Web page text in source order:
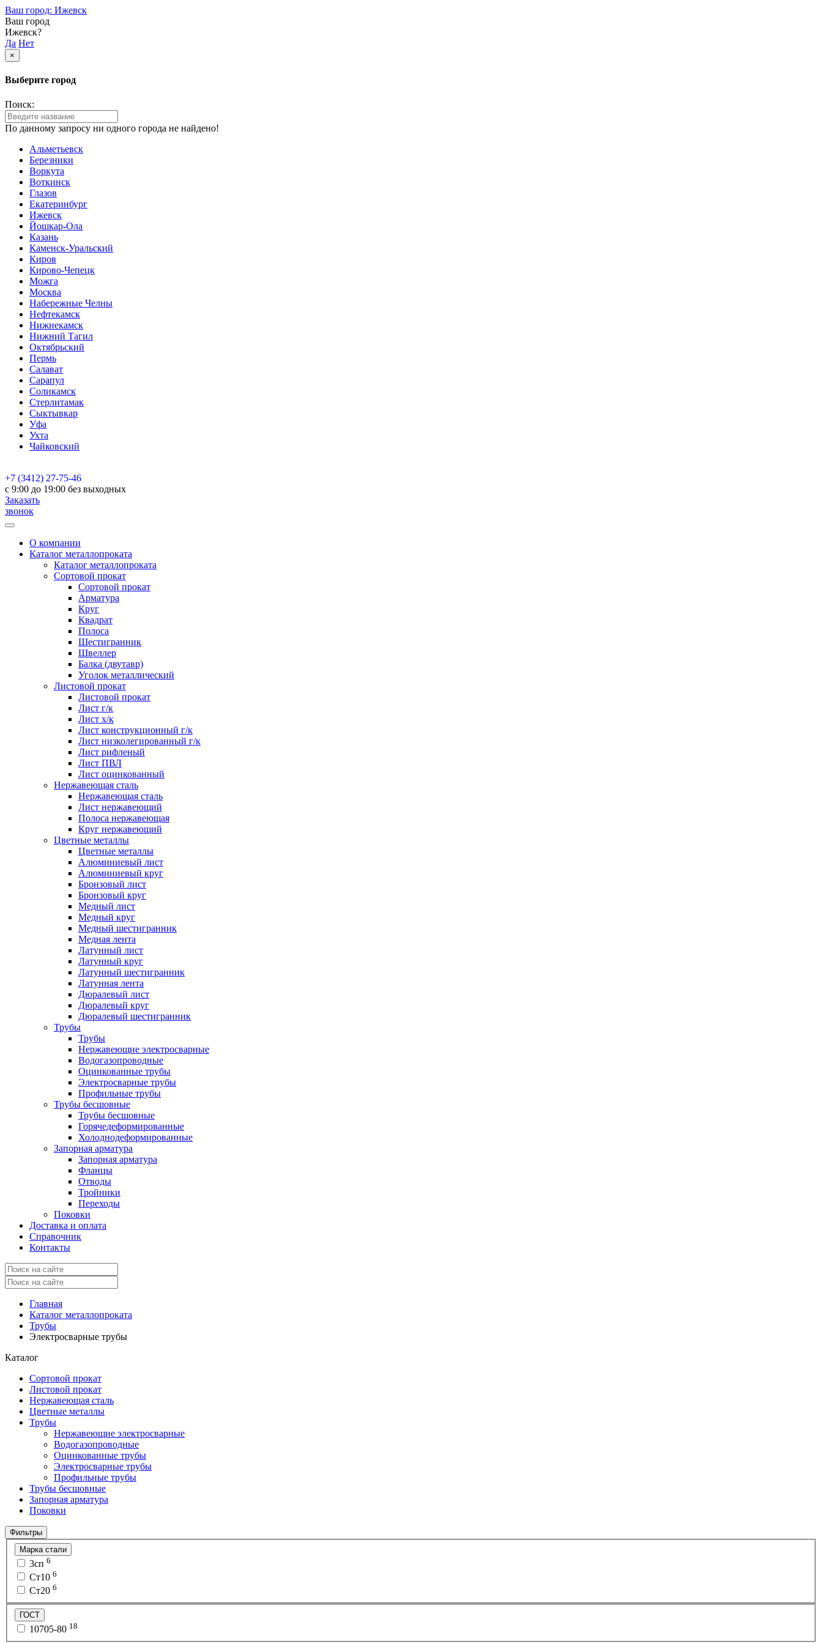
Ваш город: Ижевск
Ваш город
Ижевск?
Да Нет
×
Выберите город
Поиск:
По данному запросу ни одного города не найдено!
Альметьевск
Березники
Воркута
Воткинск
Глазов
Екатеринбург
Ижевск
Йошкар-Ола
Казань
Каменск-Уральский
Киров
Кирово-Чепецк
Можга
Москва
Набережные Челны
Нефтекамск
Нижнекамск
Нижний Тагил
Октябрьский
Пермь
Салават
Сарапул
Соликамск
Стерлитамак
Сыктывкар
Уфа
Ухта
Чайковский
+7 (3412) 27-75-46
c 9:00 до 19:00 без выходных
Заказать
звонок
О компании
Каталог металлопроката
Каталог металлопроката
Сортовой прокат
Сортовой прокат
Арматура
Круг
Квадрат
Полоса
Шестигранник
Швеллер
Балка (двутавр)
Уголок металлический
Листовой прокат
Листовой прокат
Лист г/к
Лист х/к
Лист конструкционный г/к
Лист низколегированный г/к
Лист рифленый
Лист ПВЛ
Лист оцинкованный
Нержавеющая сталь
Нержавеющая сталь
Лист нержавеющий
Полоса нержавеющая
Круг нержавеющий
Цветные металлы
Цветные металлы
Алюминиевый лист
Алюминиевый круг
Бронзовый лист
Бронзовый круг
Медный лист
Медный круг
Медный шестигранник
Медная лента
Латунный лист
Латунный круг
Латунный шестигранник
Латунная лента
Дюралевый лист
Дюралевый круг
Дюралевый шестигранник
Трубы
Трубы
Нержавеющие электросварные
Водогазопроводные
Оцинкованные трубы
Электросварные трубы
Профильные трубы
Трубы бесшовные
Трубы бесшовные
Горячедеформированные
Холоднодеформированные
Запорная арматура
Запорная арматура
Фланцы
Отводы
Тройники
Переходы
Поковки
Доставка и оплата
Справочник
Контакты
Главная
Каталог металлопроката
Трубы
Электросварные трубы
Каталог
Сортовой прокат
Листовой прокат
Нержавеющая сталь
Цветные металлы
Трубы
Нержавеющие электросварные
Водогазопроводные
Оцинкованные трубы
Электросварные трубы
Профильные трубы
Трубы бесшовные
Запорная арматура
Поковки
Фильтры
Марка стали
3сп 6
Ст10 6
Ст20 6
ГОСТ
10705-80 18